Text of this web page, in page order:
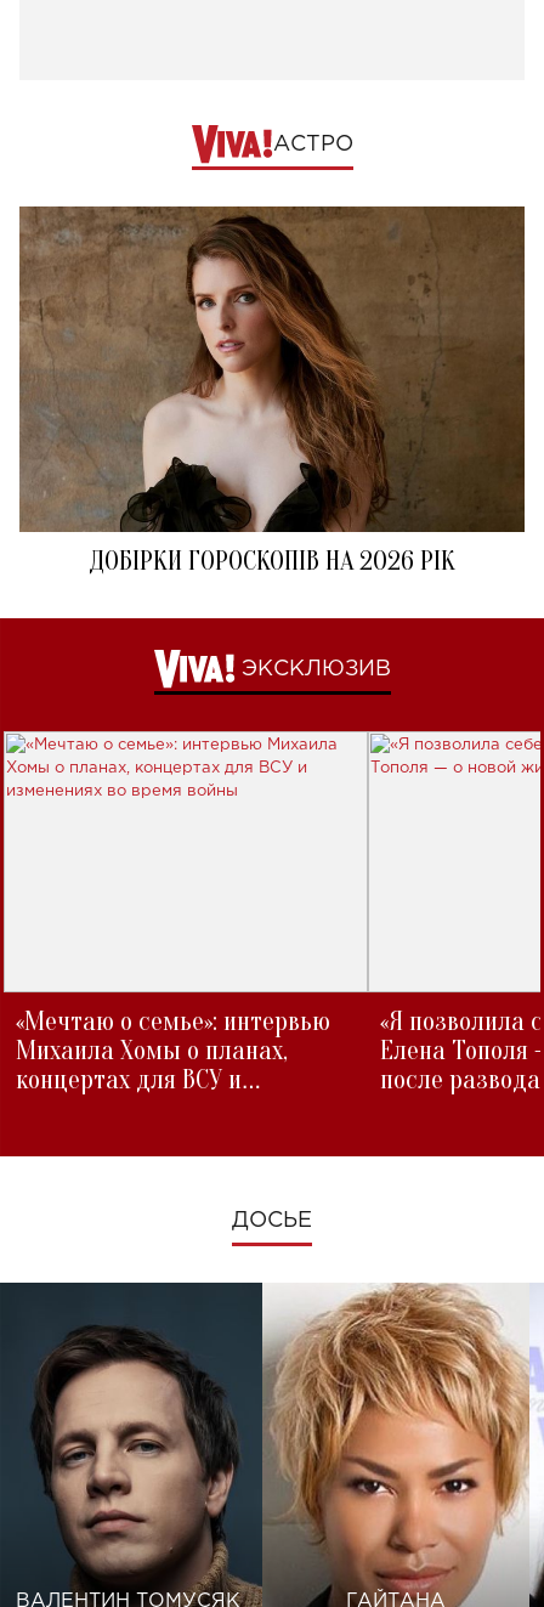
АСТРО
ДОБІРКИ ГОРОСКОПІВ НА 2026 РІК
ЭКСКЛЮЗИВ
«Мечтаю о семье»: интервью
Михаила Хомы о планах,
концертах для ВСУ и
«Я позволила
Елена Тополя
после развода
ДОСЬЕ
ВАЛЕНТИН ТОМУСЯК ГАЙТАНА